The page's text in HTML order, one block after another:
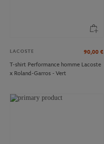
LACOSTE 90,00 €
T-shirt Performance homme Lacoste
x Roland-Garros - Vert